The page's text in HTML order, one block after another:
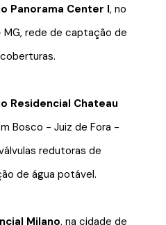
Panorama Center I, no
rede de captação de
Residencial Chateau
Bosco - Juiz de Fora -
redutoras de
de água potável.
Milano, na cidade de